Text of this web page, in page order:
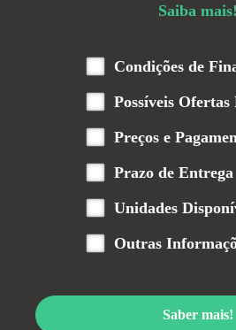
Saiba mais!
Condições de
Possíveis Ofertas
Preços e
Prazo de Entrega
Unidades
Outras
Saber mais!